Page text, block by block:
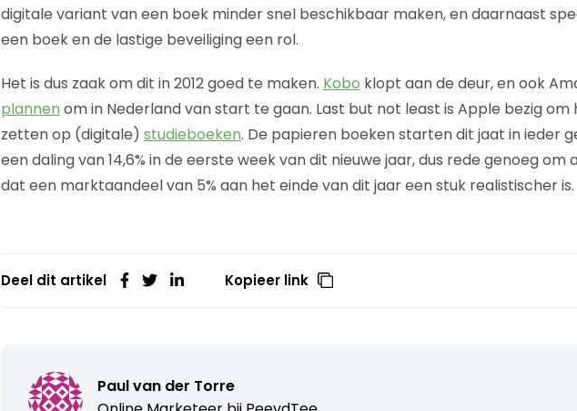
digitale variant van een boek minder snel beschikbaar maken, en daarnaast
een boek en de lastige beveiliging een rol.
Het is dus zaak om dit in 2012 goed te maken. Kobo klopt aan de deur, en ook
plannen om in Nederland van start te gaan. Last but not least is Apple bezig om
zetten op (digitale) studieboeken. De papieren boeken starten dit jaat in ieder
een daling van 14,6% in de eerste week van dit nieuwe jaar, dus rede genoeg om
dat een marktaandeel van 5% aan het einde van dit jaar een stuk realistischer is.
Deel dit artikel Kopieer link
Paul van der Torre